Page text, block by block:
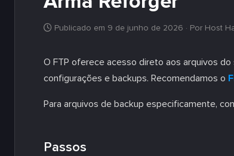
Publicado em 9 de junho de 2026 · Por Host
O FTP oferece acesso direto aos arquivos
configurações e backups. Recomendamos o
Para arquivos de backup especificamente,
Passos